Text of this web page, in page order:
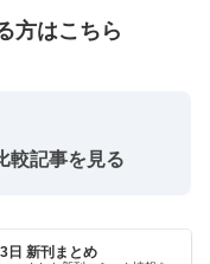
方はこちら
較記事を見る
日 新刊まとめ